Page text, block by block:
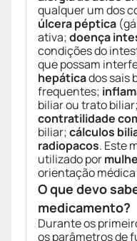
qualquer um dos
úlcera péptica
ativa;doença
condições do
que possam
hepáticados sais
frequentes;
biliar ou trato biliar;
contratilidade
biliar;cálculos
radiopacos. Este
utilizado por
orientação
O que devo
medicamento?
Durante os
os parâmetros de